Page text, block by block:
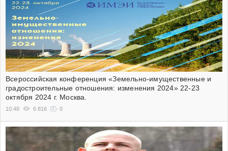
Всероссийская конференция «Земельно-имущественные и
градостроительные отношения: изменения 2024» 22-23
октября 2024 г. Москва.
10:48 6 816 0